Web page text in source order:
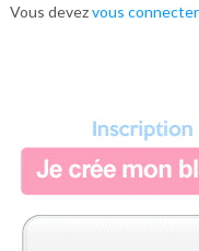
Vous devezvous connecter